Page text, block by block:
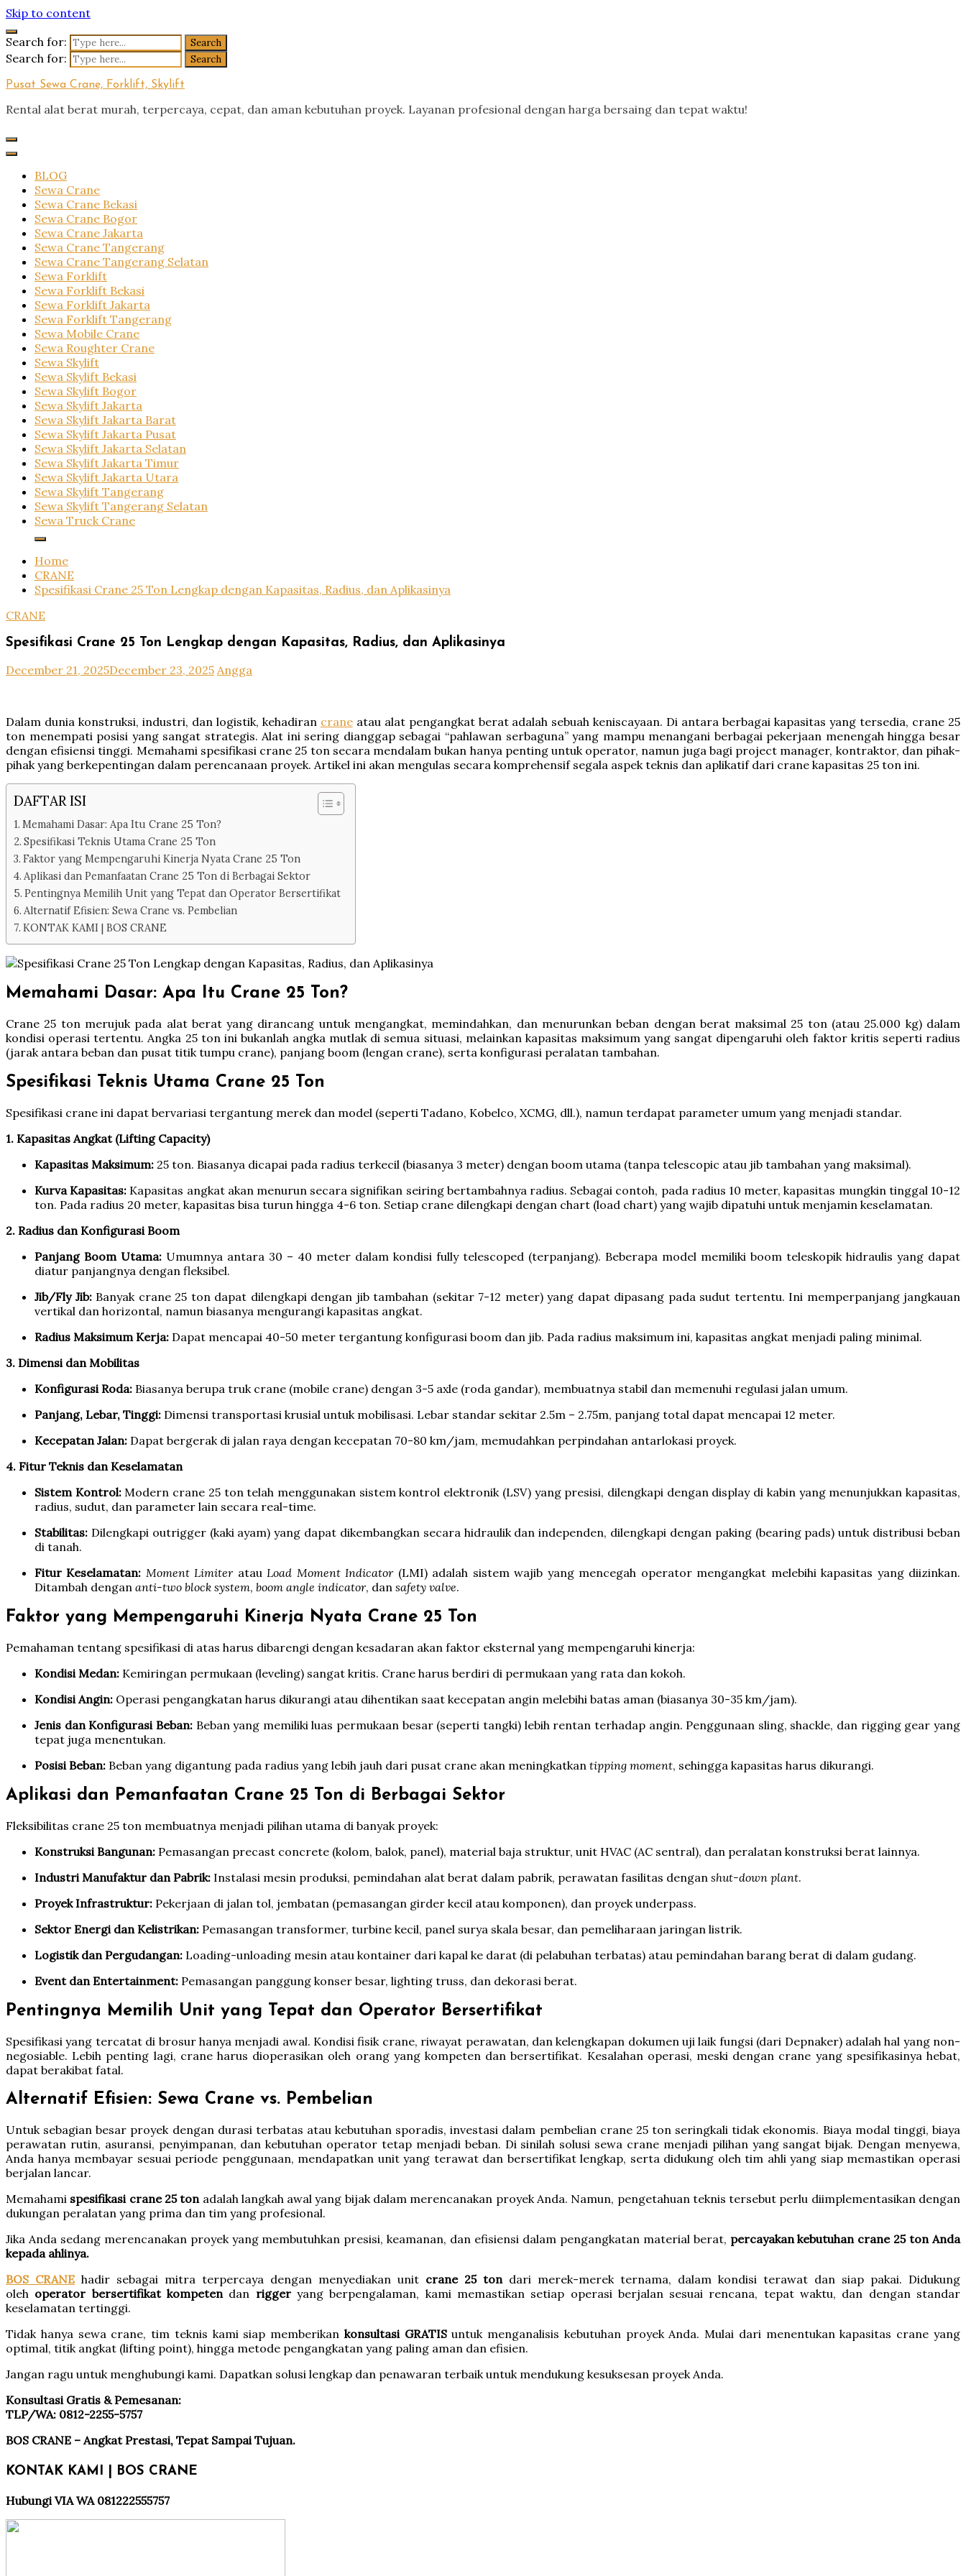
Skip to content
Search for:
Search for:
Pusat Sewa Crane, Forklift, Skylift
Rental alat berat murah, terpercaya, cepat, dan aman kebutuhan proyek. Layanan profesional dengan harga bersaing dan tepat waktu!
BLOG
Sewa Crane
Sewa Crane Bekasi
Sewa Crane Bogor
Sewa Crane Jakarta
Sewa Crane Tangerang
Sewa Crane Tangerang Selatan
Sewa Forklift
Sewa Forklift Bekasi
Sewa Forklift Jakarta
Sewa Forklift Tangerang
Sewa Mobile Crane
Sewa Roughter Crane
Sewa Skylift
Sewa Skylift Bekasi
Sewa Skylift Bogor
Sewa Skylift Jakarta
Sewa Skylift Jakarta Barat
Sewa Skylift Jakarta Pusat
Sewa Skylift Jakarta Selatan
Sewa Skylift Jakarta Timur
Sewa Skylift Jakarta Utara
Sewa Skylift Tangerang
Sewa Skylift Tangerang Selatan
Sewa Truck Crane
Home
CRANE
Spesifikasi Crane 25 Ton Lengkap dengan Kapasitas, Radius, dan Aplikasinya
CRANE
Spesifikasi Crane 25 Ton Lengkap dengan Kapasitas, Radius, dan Aplikasinya
December 21, 2025December 23, 2025 Angga
Dalam dunia konstruksi, industri, dan logistik, kehadiran craneatau alat pengangkat berat adalah sebuah keniscayaan. Di antara berbagai kapasitas yang tersedia, crane 25
ton menempati posisi yang sangat strategis. Alat ini sering dianggap sebagai “pahlawan serbaguna” yang mampu menangani berbagai pekerjaan menengah hingga besar
dengan efisiensi tinggi. Memahami spesifikasi crane 25 ton secara mendalam bukan hanya penting untuk operator, namun juga bagi project manager, kontraktor, dan pihak-
pihak yang berkepentingan dalam perencanaan proyek. Artikel ini akan mengulas secara komprehensif segala aspek teknis dan aplikatif dari crane kapasitas 25 ton ini.
DAFTAR ISI
Memahami Dasar: Apa Itu Crane 25 Ton?
Spesifikasi Teknis Utama Crane 25 Ton
Faktor yang Mempengaruhi Kinerja Nyata Crane 25 Ton
Aplikasi dan Pemanfaatan Crane 25 Ton di Berbagai Sektor
Pentingnya Memilih Unit yang Tepat dan Operator Bersertifikat
Alternatif Efisien: Sewa Crane vs. Pembelian
KONTAK KAMI | BOS CRANE
Memahami Dasar: Apa Itu Crane 25 Ton?
Crane 25 ton merujuk pada alat berat yang dirancang untuk mengangkat, memindahkan, dan menurunkan beban dengan berat maksimal 25 ton (atau 25.000 kg) dalam
kondisi operasi tertentu. Angka 25 ton ini bukanlah angka mutlak di semua situasi, melainkan kapasitas maksimum yang sangat dipengaruhi oleh faktor kritis seperti radius
(jarak antara beban dan pusat titik tumpu crane), panjang boom (lengan crane), serta konfigurasi peralatan tambahan.
Spesifikasi Teknis Utama Crane 25 Ton
Spesifikasi crane ini dapat bervariasi tergantung merek dan model (seperti Tadano, Kobelco, XCMG, dll.), namun terdapat parameter umum yang menjadi standar.
1. Kapasitas Angkat (Lifting Capacity)
Kapasitas Maksimum: 25 ton. Biasanya dicapai pada radius terkecil (biasanya 3 meter) dengan boom utama (tanpa telescopic atau jib tambahan yang maksimal).
Kurva Kapasitas: Kapasitas angkat akan menurun secara signifikan seiring bertambahnya radius. Sebagai contoh, pada radius 10 meter, kapasitas mungkin tinggal 10-12
ton. Pada radius 20 meter, kapasitas bisa turun hingga 4-6 ton. Setiap crane dilengkapi dengan chart (load chart) yang wajib dipatuhi untuk menjamin keselamatan.
2. Radius dan Konfigurasi Boom
Panjang Boom Utama: Umumnya antara 30 – 40 meter dalam kondisi fully telescoped (terpanjang). Beberapa model memiliki boom teleskopik hidraulis yang dapat
diatur panjangnya dengan fleksibel.
Jib/Fly Jib:Banyak crane 25 ton dapat dilengkapi dengan jib tambahan (sekitar 7-12 meter) yang dapat dipasang pada sudut tertentu. Ini memperpanjang jangkauan
vertikal dan horizontal, namun biasanya mengurangi kapasitas angkat.
Radius Maksimum Kerja: Dapat mencapai 40-50 meter tergantung konfigurasi boom dan jib. Pada radius maksimum ini, kapasitas angkat menjadi paling minimal.
3. Dimensi dan Mobilitas
Konfigurasi Roda: Biasanya berupa truk crane (mobile crane) dengan 3-5 axle (roda gandar), membuatnya stabil dan memenuhi regulasi jalan umum.
Panjang, Lebar, Tinggi: Dimensi transportasi krusial untuk mobilisasi. Lebar standar sekitar 2.5m – 2.75m, panjang total dapat mencapai 12 meter.
Kecepatan Jalan: Dapat bergerak di jalan raya dengan kecepatan 70-80 km/jam, memudahkan perpindahan antarlokasi proyek.
4. Fitur Teknis dan Keselamatan
Sistem Kontrol:Modern crane 25 ton telah menggunakan sistem kontrol elektronik (LSV) yang presisi, dilengkapi dengan display di kabin yang menunjukkan kapasitas,
radius, sudut, dan parameter lain secara real-time.
Stabilitas: Dilengkapi outrigger (kaki ayam) yang dapat dikembangkan secara hidraulik dan independen, dilengkapi dengan paking (bearing pads) untuk distribusi beban
di tanah.
Fitur Keselamatan: Moment LimiteratauLoad Moment Indicator(LMI) adalah sistem wajib yang mencegah operator mengangkat melebihi kapasitas yang diizinkan.
Ditambah dengan anti-two block system, boom angle indicator, dan safety valve.
Faktor yang Mempengaruhi Kinerja Nyata Crane 25 Ton
Pemahaman tentang spesifikasi di atas harus dibarengi dengan kesadaran akan faktor eksternal yang mempengaruhi kinerja:
Kondisi Medan: Kemiringan permukaan (leveling) sangat kritis. Crane harus berdiri di permukaan yang rata dan kokoh.
Kondisi Angin: Operasi pengangkatan harus dikurangi atau dihentikan saat kecepatan angin melebihi batas aman (biasanya 30-35 km/jam).
Jenis dan Konfigurasi Beban:Beban yang memiliki luas permukaan besar (seperti tangki) lebih rentan terhadap angin. Penggunaan sling, shackle, dan rigging gear yang
tepat juga menentukan.
Posisi Beban: Beban yang digantung pada radius yang lebih jauh dari pusat crane akan meningkatkan tipping moment, sehingga kapasitas harus dikurangi.
Aplikasi dan Pemanfaatan Crane 25 Ton di Berbagai Sektor
Fleksibilitas crane 25 ton membuatnya menjadi pilihan utama di banyak proyek:
Konstruksi Bangunan: Pemasangan precast concrete (kolom, balok, panel), material baja struktur, unit HVAC (AC sentral), dan peralatan konstruksi berat lainnya.
Industri Manufaktur dan Pabrik: Instalasi mesin produksi, pemindahan alat berat dalam pabrik, perawatan fasilitas dengan shut-down plant.
Proyek Infrastruktur: Pekerjaan di jalan tol, jembatan (pemasangan girder kecil atau komponen), dan proyek underpass.
Sektor Energi dan Kelistrikan: Pemasangan transformer, turbine kecil, panel surya skala besar, dan pemeliharaan jaringan listrik.
Logistik dan Pergudangan: Loading-unloading mesin atau kontainer dari kapal ke darat (di pelabuhan terbatas) atau pemindahan barang berat di dalam gudang.
Event dan Entertainment: Pemasangan panggung konser besar, lighting truss, dan dekorasi berat.
Pentingnya Memilih Unit yang Tepat dan Operator Bersertifikat
Spesifikasi yang tercatat di brosur hanya menjadi awal. Kondisi fisik crane, riwayat perawatan, dan kelengkapan dokumen uji laik fungsi (dari Depnaker) adalah hal yang non-
negosiable. Lebih penting lagi, crane harus dioperasikan oleh orang yang kompeten dan bersertifikat. Kesalahan operasi, meski dengan crane yang spesifikasinya hebat,
dapat berakibat fatal.
Alternatif Efisien: Sewa Crane vs. Pembelian
Untuk sebagian besar proyek dengan durasi terbatas atau kebutuhan sporadis, investasi dalam pembelian crane 25 ton seringkali tidak ekonomis. Biaya modal tinggi, biaya
perawatan rutin, asuransi, penyimpanan, dan kebutuhan operator tetap menjadi beban. Di sinilah solusi sewa crane menjadi pilihan yang sangat bijak. Dengan menyewa,
Anda hanya membayar sesuai periode penggunaan, mendapatkan unit yang terawat dan bersertifikat lengkap, serta didukung oleh tim ahli yang siap memastikan operasi
berjalan lancar.
Memahami spesifikasi crane 25 tonadalah langkah awal yang bijak dalam merencanakan proyek Anda. Namun, pengetahuan teknis tersebut perlu diimplementasikan dengan
dukungan peralatan yang prima dan tim yang profesional.
Jika Anda sedang merencanakan proyek yang membutuhkan presisi, keamanan, dan efisiensi dalam pengangkatan material berat, percayakan kebutuhan crane 25 ton Anda
kepada ahlinya.
BOS CRANE hadir sebagai mitra terpercaya dengan menyediakan unit crane 25 tondari merek-merek ternama, dalam kondisi terawat dan siap pakai. Didukung
oleh operator bersertifikat kompetendan riggeryang berpengalaman, kami memastikan setiap operasi berjalan sesuai rencana, tepat waktu, dan dengan standar
keselamatan tertinggi.
Tidak hanya sewa crane, tim teknis kami siap memberikan konsultasi GRATISuntuk menganalisis kebutuhan proyek Anda. Mulai dari menentukan kapasitas crane yang
optimal, titik angkat (lifting point), hingga metode pengangkatan yang paling aman dan efisien.
Jangan ragu untuk menghubungi kami. Dapatkan solusi lengkap dan penawaran terbaik untuk mendukung kesuksesan proyek Anda.
Konsultasi Gratis & Pemesanan:
TLP/WA: 0812-2255-5757
BOS CRANE – Angkat Prestasi, Tepat Sampai Tujuan.
KONTAK KAMI | BOS CRANE
Hubungi VIA WA 081222555757